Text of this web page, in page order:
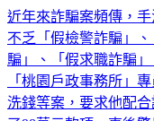
近年來詐騙案頻傳，
不乏「假檢警詐騙」
騙」、「假求職詐騙
「桃園戶政事務所」
洗錢等案，要求他配